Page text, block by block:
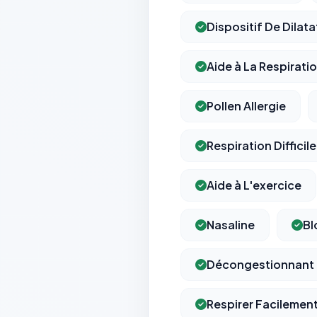
Dispositif De
Aide à La
Pollen Allergie
Respiration Difficile
Aide à L'exercice
Nasaline
Décongestionnant
Respirer Facilement